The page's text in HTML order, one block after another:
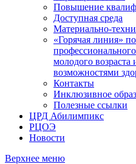
Повышение
Доступная среда
Материально-
«Горячая линия»
молодого
возможностями
Контакты
Инклюзивное
Полезные ссылки
ЦРД Абилимпикс
РЦОЭ
Новости
Верхнее меню